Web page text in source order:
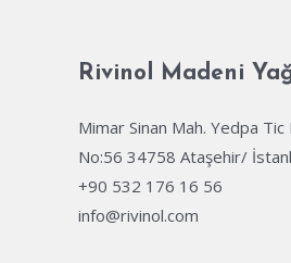
Rivinol Madeni
Mimar Sinan Mah. Yedpa
No:56 34758 Ataşehir/
+90 532 176 16 56
info@rivinol.com